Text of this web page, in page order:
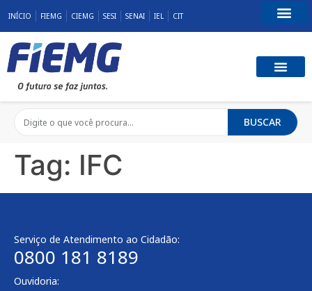
INÍCIO FIEMG CIEMG SESI SENAI IEL CIT
BUSCAR
Tag: IFC
Serviço de Atendimento ao Cidadão:
0800 181 8189
Ouvidoria: